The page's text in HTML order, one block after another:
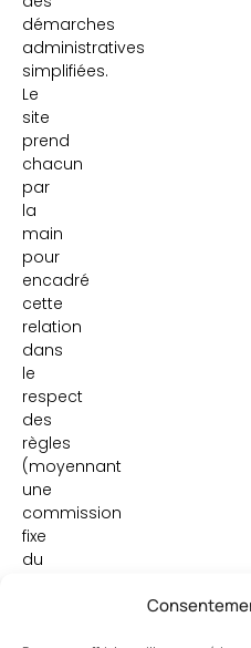
démarches
administratives
simplifiées.
Le
site
prend
chacun
par
la
main
pour
encadré
cette
relation
dans
le
respect
des
règles
(moyennant
une
commission
fixe
du